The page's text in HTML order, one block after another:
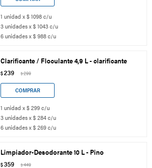
1 unidad x $ 1098 c/u
3 unidades x $ 1043 c/u
6 unidades x $ 988 c/u
Clarificante / Floculante 4,9 L - clarificante
$239 $299
1 unidad x $ 299 c/u
3 unidades x $ 284 c/u
6 unidades x $ 269 c/u
Limpiador-Desodorante 10 L - Pino
$359 $449